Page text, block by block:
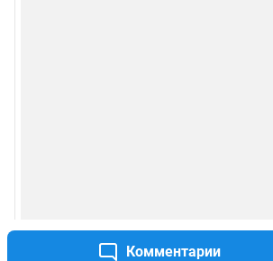
Комментарии